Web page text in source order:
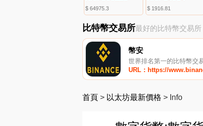
$ 64975.3 $ 1916.81
比特幣交易所最好的比特幣交易所
幣安
世界排名第一的比特幣交
URL：https://
首頁 > 以太坊最新價格 > Info